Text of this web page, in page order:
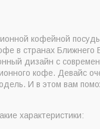
кофейной
в странах
дизайн с
кофе. Девайс
И в этом вам
характеристики: